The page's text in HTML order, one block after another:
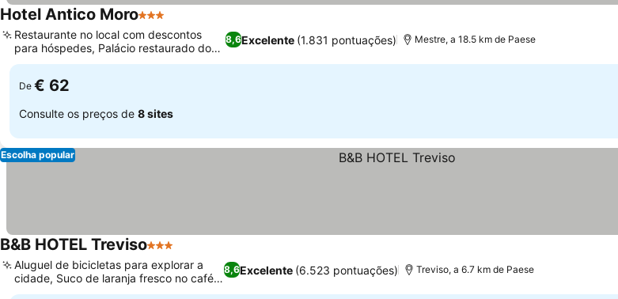
Hotel Antico Moro3 Estrelas
8,6Excelente (1.831 pontuações)
Restaurante no local com descontos
para hóspedes, Palácio restaurado do
século XVII
Mestre, a 18.5 km de Paese
De € 62
Consulte os preços de 8 sites
Escolha popular
B&B HOTEL Treviso3 Estrelas
8,6Excelente (6.523 pontuações)
Aluguel de bicicletas para explorar a
cidade, Suco de laranja fresco no café
da manhã
Treviso, a 6.7 km de Paese